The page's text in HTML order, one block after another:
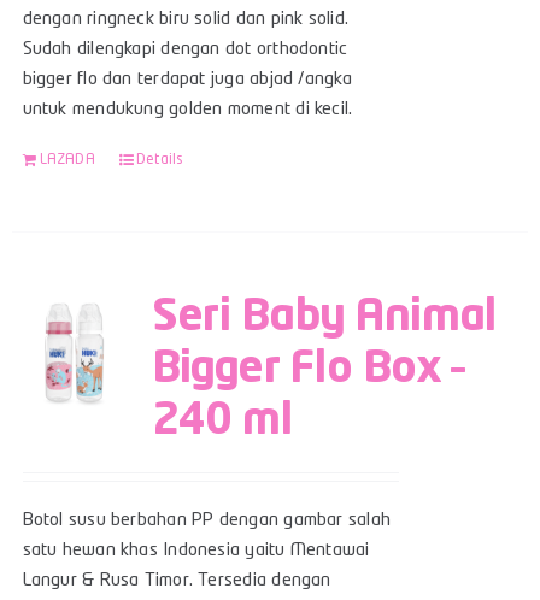
dengan ringneck biru solid dan pink solid.
Sudah dilengkapi dengan dot orthodontic
bigger flo dan terdapat juga abjad /angka
untuk mendukung golden moment di kecil.
LAZADA Details
Seri Baby Animal
Bigger Flo Box –
240 ml
Botol susu berbahan PP dengan gambar salah
satu hewan khas Indonesia yaitu Mentawai
Langur & Rusa Timor. Tersedia dengan